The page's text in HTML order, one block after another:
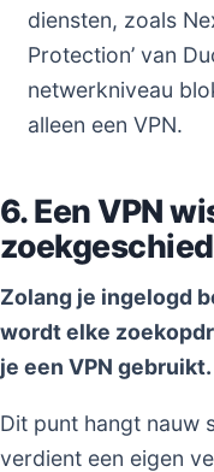
diensten, zoals
Protection’ van
netwerkniveau
alleen een VPN.
6. Een VPN
Zolang je ingelogd
wordt elke
je een VPN gebruikt.
Dit punt hangt nauw
verdient een eigen